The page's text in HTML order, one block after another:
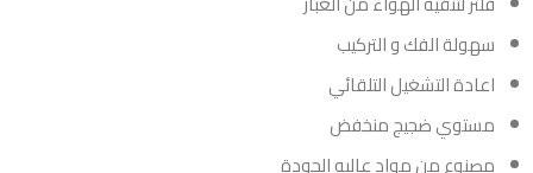
سهولة الفك و التركيب
اعادة التشغيل التلقائي
مستوي ضجيج منخفض
مصنوع من مواد عاليه الجودة